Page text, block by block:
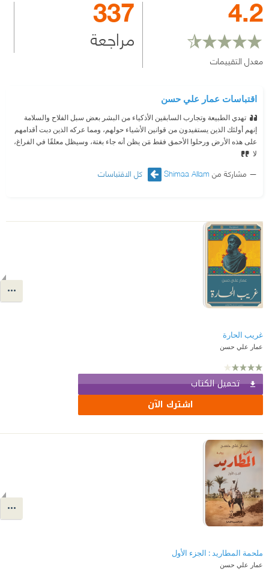
4.2
معدل التقييمات
337
مراجعة
اقتباسات عمار علي حسن
تهدي الطبيعة وتجارب السابقين الأذكياء من البشر بعض سبل الفلاح والسلامة
إنهم أولئك الذين يستفيدون من قوانين الأشياء حولهم، ومما عركه الذين دبت أقدامهم
على هذه الأرض ورحلوا الأحمق فقط مَن يظن أنه جاء بغتة، وسيظل معلقًا في الفراغ،
لا
مشاركة من Shimaa Allam كل الاقتباسات
غريب الحارة
عمار علي حسن
تحميل الكتاب
اشترك الآن
ملحمة المطاريد : الجزء الأول
عمار علي حسن